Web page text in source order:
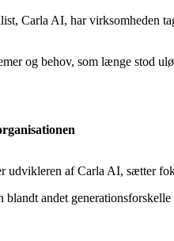
Carla AI, har virksomheden
og behov, som længe stod
udvikleren af Carla AI, sætter
blandt andet